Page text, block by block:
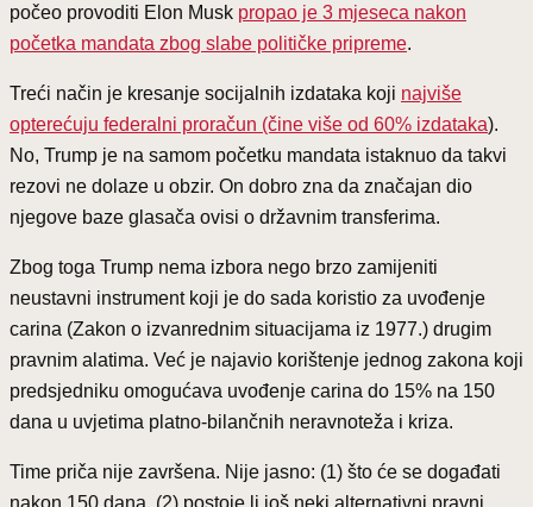
počeo provoditi Elon Musk propao je 3 mjeseca nakon
početka mandata zbog slabe političke pripreme.
Treći način je kresanje socijalnih izdataka koji najviše
opterećuju federalni proračun (čine više od 60% izdataka).
No, Trump je na samom početku mandata istaknuo da takvi
rezovi ne dolaze u obzir. On dobro zna da značajan dio
njegove baze glasača ovisi o državnim transferima.
Zbog toga Trump nema izbora nego brzo zamijeniti
neustavni instrument koji je do sada koristio za uvođenje
carina (Zakon o izvanrednim situacijama iz 1977.) drugim
pravnim alatima. Već je najavio korištenje jednog zakona koji
predsjedniku omogućava uvođenje carina do 15% na 150
dana u uvjetima platno-bilančnih neravnoteža i kriza.
Time priča nije završena. Nije jasno: (1) što će se događati
nakon 150 dana, (2) postoje li još neki alternativni pravni